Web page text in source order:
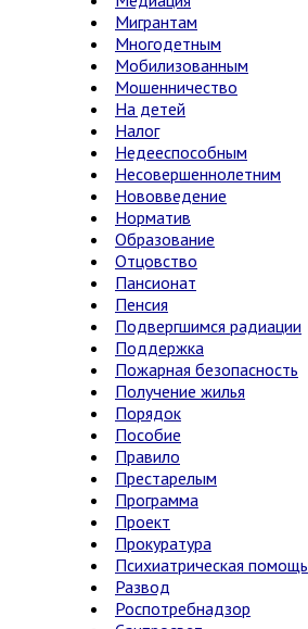
Мигрантам
Многодетным
Мобилизованным
Мошенничество
На детей
Налог
Недееспособным
Несовершеннолетним
Нововведение
Норматив
Образование
Отцовство
Пансионат
Пенсия
Подвергшимся радиации
Поддержка
Пожарная безопасность
Получение жилья
Порядок
Пособие
Правило
Престарелым
Программа
Проект
Прокуратура
Психиатрическая помощь
Развод
Роспотребнадзор